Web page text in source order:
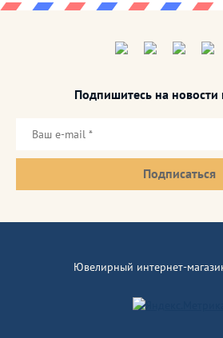
Подпишитесь на новости
Подписаться
Ювелирный интернет-